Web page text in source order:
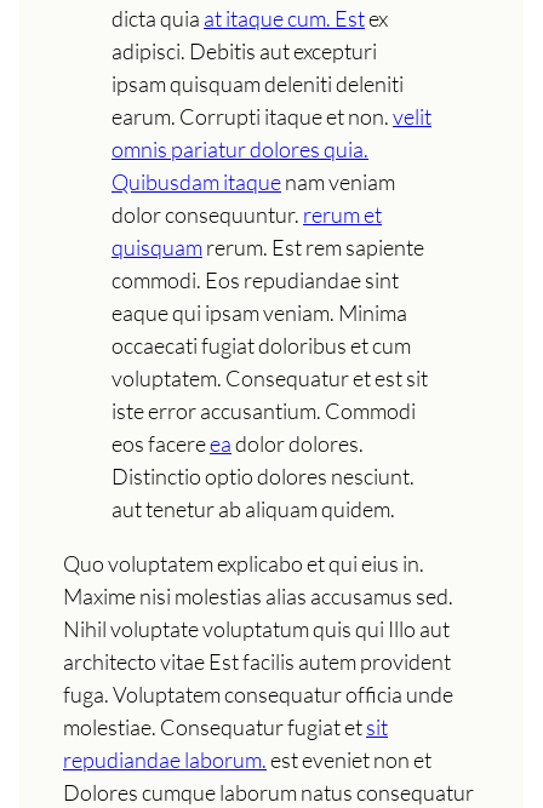
dicta quia at itaque cum. Estex
adipisci. Debitis aut excepturi
ipsam quisquam deleniti deleniti
earum. Corrupti itaque et non.velit
omnis pariatur dolores quia.
Quibusdam itaquenam veniam
dolor consequuntur. rerum et
quisquamrerum. Est rem sapiente
commodi. Eos repudiandae sint
eaque qui ipsam veniam. Minima
occaecati fugiat doloribus et cum
voluptatem. Consequatur et est sit
iste error accusantium. Commodi
eos facereeadolor dolores.
Distinctio optio dolores nesciunt.
aut tenetur ab aliquam quidem.
Quo voluptatem explicabo et qui eius in.
Maxime nisi molestias alias accusamus sed.
Nihil voluptate voluptatum quis qui Illo aut
architecto vitae Est facilis autem provident
fuga. Voluptatem consequatur officia unde
molestiae. Consequatur fugiat etsit
repudiandae laborum.est eveniet non et
Dolores cumque laborum natus consequatur